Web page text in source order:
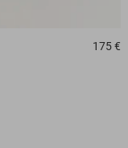
175 €